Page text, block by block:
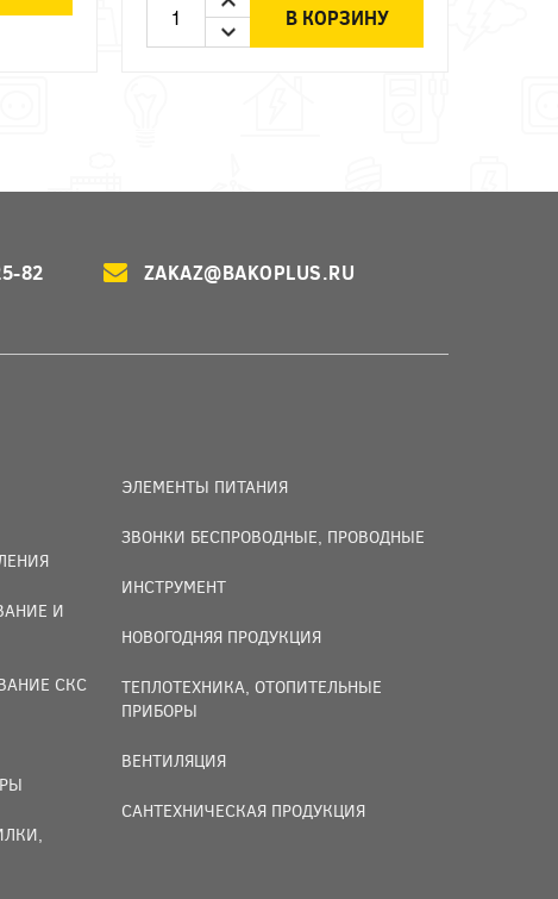
В КОРЗИНУ
82 ZAKAZ@BAKOPLUS.RU
И
СКС
ЭЛЕМЕНТЫ ПИТАНИЯ
ЗВОНКИ БЕСПРОВОДНЫЕ, ПРОВОДНЫЕ
ИНСТРУМЕНТ
НОВОГОДНЯЯ ПРОДУКЦИЯ
ТЕПЛОТЕХНИКА, ОТОПИТЕЛЬНЫЕ
ПРИБОРЫ
ВЕНТИЛЯЦИЯ
САНТЕХНИЧЕСКАЯ ПРОДУКЦИЯ